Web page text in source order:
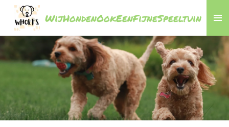
Ga
direct
naar
hoofdinhoud
WijHondenOokEenFijneSpeeltuin